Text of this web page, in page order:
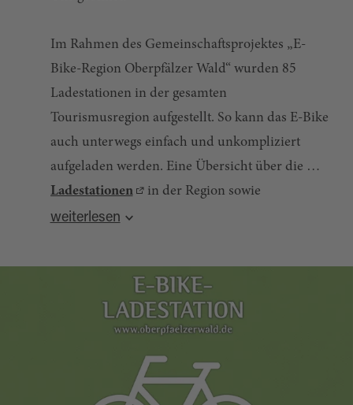
Im Rahmen des Gemeinschaftsprojektes „E-
Bike-Region Oberpfälzer Wald“ wurden 85
Ladestationen in der gesamten
Tourismusregion aufgestellt. So kann das E-Bike
auch unterwegs einfach und unkompliziert
aufgeladen werden. Eine Übersicht über die
Ladestationen
in der Region sowie
Tourenvorschläge findet man im
Quelle:destination.one
weiterlesen